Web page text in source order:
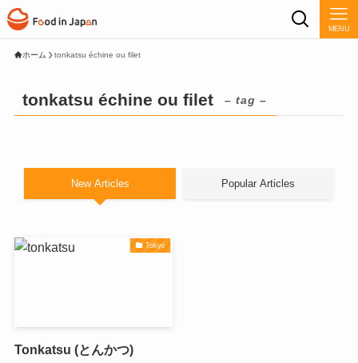
MENU
ホーム tonkatsu échine ou filet
tonkatsu échine ou filet – tag –
New Articles Popular Articles
Tokyo
Tonkatsu (とんかつ)